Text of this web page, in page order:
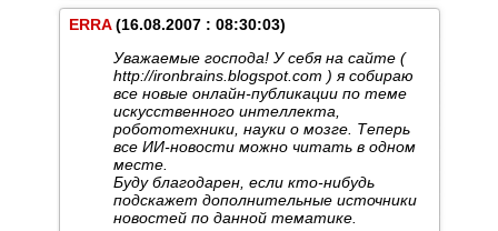
ERRA(16.08.2007 : 08:30:03)
Уважаемые господа! У себя на сайте (
http://ironbrains.blogspot.com ) я собираю
все новые онлайн-публикации по теме
искусственного интеллекта,
робототехники, науки о мозге. Теперь
все ИИ-новости можно читать в одном
месте.
Буду благодарен, если кто-нибудь
подскажет дополнительные источники
новостей по данной тематике.